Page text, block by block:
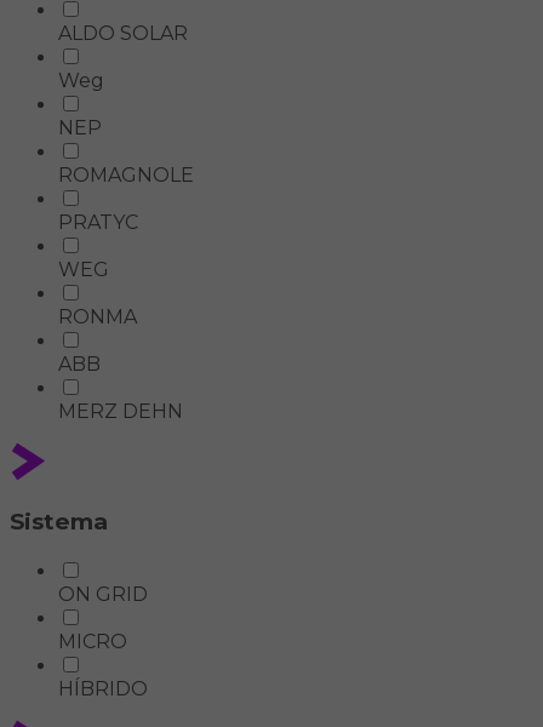
ALDO SOLAR
Weg
NEP
ROMAGNOLE
PRATYC
WEG
RONMA
ABB
MERZ DEHN
Sistema
ON GRID
MICRO
HÍBRIDO